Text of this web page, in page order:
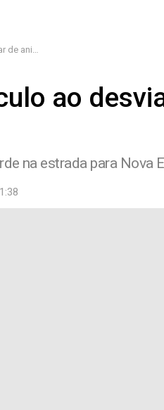
na pista
ao
na estrada para Nova